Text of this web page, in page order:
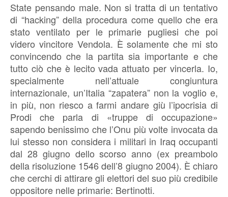
State pensando male. Non si tratta di un tentativo
di “hacking” della procedura come quello che era
stato ventilato per le primarie pugliesi che poi
videro vincitore Vendola. È solamente che mi sto
convincendo che la partita sia importante e che
tutto ciò che è lecito vada attuato per vincerla. Io,
specialmente nell’attuale congiuntura
internazionale, un’Italia “zapatera” non la voglio e,
in più, non riesco a farmi andare giù l’ipocrisia di
Prodi che parla di «truppe di occupazione»
sapendo benissimo che l’Onu più volte invocata da
lui stesso non considera i militari in Iraq occupanti
dal 28 giugno dello scorso anno (ex preambolo
della risoluzione 1546 dell’8 giugno 2004). È chiaro
che cerchi di attirare gli elettori del suo più credibile
oppositore nelle primarie: Bertinotti.